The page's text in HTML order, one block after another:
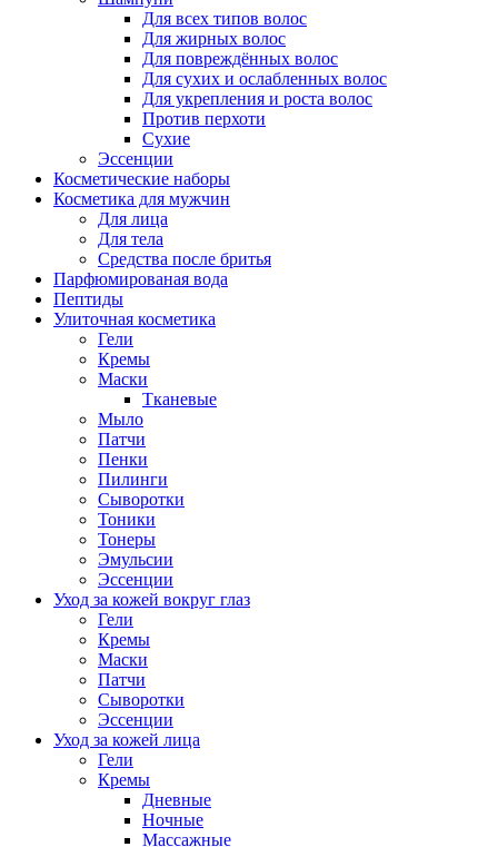
Для всех типов волос
Для жирных волос
Для повреждённых волос
Для сухих и ослабленных волос
Для укрепления и роста волос
Против перхоти
Сухие
Эссенции
Косметические наборы
Косметика для мужчин
Для лица
Для тела
Средства после бритья
Парфюмированая вода
Пептиды
Улиточная косметика
Гели
Кремы
Маски
Тканевые
Мыло
Патчи
Пенки
Пилинги
Сыворотки
Тоники
Тонеры
Эмульсии
Эссенции
Уход за кожей вокруг глаз
Гели
Кремы
Маски
Патчи
Сыворотки
Эссенции
Уход за кожей лица
Гели
Кремы
Дневные
Ночные
Массажные